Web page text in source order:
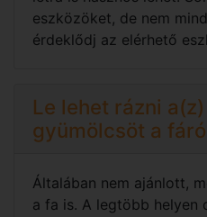
eszközöket, de nem
érdeklődj az elérhető
Le lehet rázni
gyümölcsöt a
Általában nem ajánlott,
a fa is. A legtöbb helyen